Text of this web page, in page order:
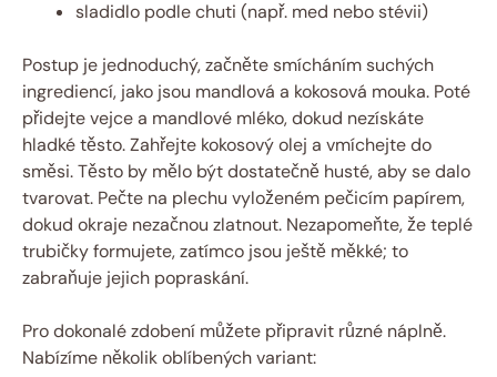
sladidlo podle chuti (např. med nebo stévii)
Postup je jednoduchý, začněte smícháním suchých
ingrediencí, jako jsou mandlová a kokosová mouka. Poté
přidejte vejce a mandlové mléko, dokud nezískáte
hladké těsto. Zahřejte kokosový olej a vmíchejte do
směsi. Těsto by mělo být dostatečně husté, aby se dalo
tvarovat. Pečte na plechu vyloženém pečicím papírem,
dokud okraje nezačnou zlatnout. Nezapomeňte, že teplé
trubičky formujete, zatímco jsou ještě měkké; to
zabraňuje jejich popraskání.
Pro dokonalé zdobení můžete připravit různé náplně.
Nabízíme několik oblíbených variant: